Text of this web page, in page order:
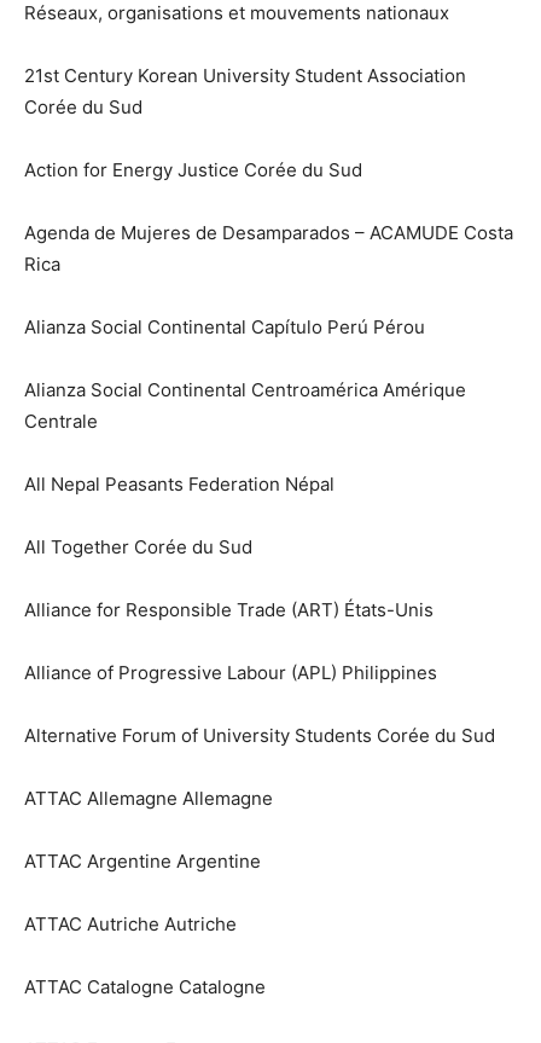
Réseaux, organisations et mouvements nationaux
21st Century Korean University Student Association
Corée du Sud
Action for Energy Justice Corée du Sud
Agenda de Mujeres de Desamparados – ACAMUDE Costa
Rica
Alianza Social Continental Capítulo Perú Pérou
Alianza Social Continental Centroamérica Amérique
Centrale
All Nepal Peasants Federation Népal
All Together Corée du Sud
Alliance for Responsible Trade (ART) États-Unis
Alliance of Progressive Labour (APL) Philippines
Alternative Forum of University Students Corée du Sud
ATTAC Allemagne Allemagne
ATTAC Argentine Argentine
ATTAC Autriche Autriche
ATTAC Catalogne Catalogne